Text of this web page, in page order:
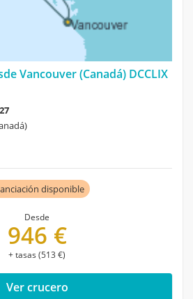
Vancouver (Canadá) DCCLIX
disponible
Desde
946 €
+ tasas (513 €)
Ver crucero